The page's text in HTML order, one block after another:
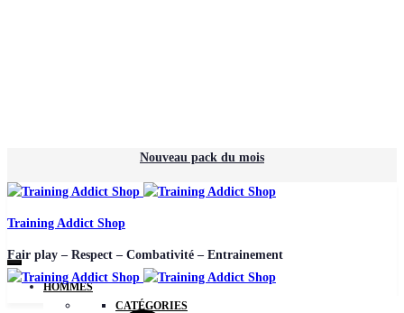
Nouveau pack du mois
Training Addict Shop
Fair play – Respect – Combativité – Entrainement
HOMMES
CATÉGORIES